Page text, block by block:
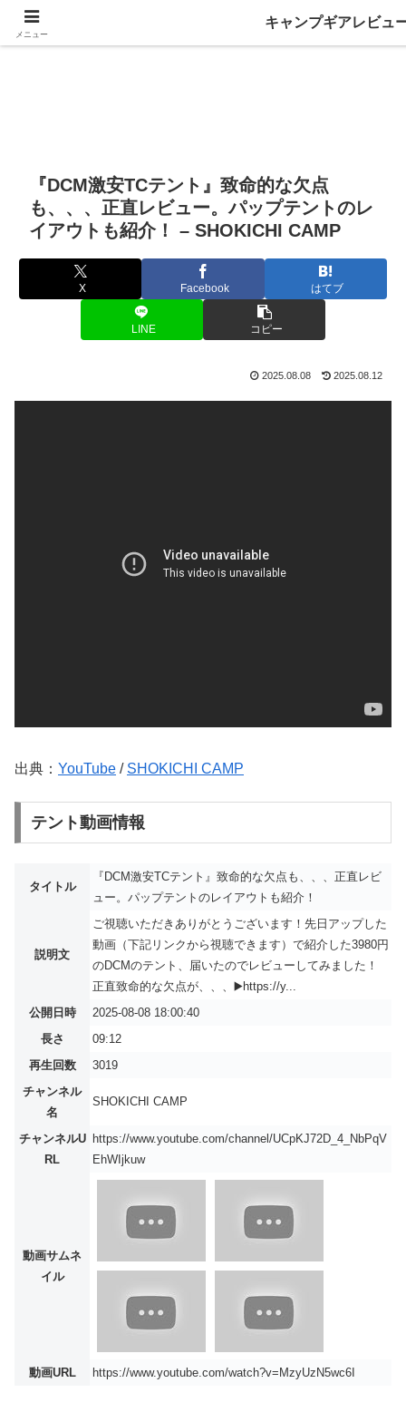
『DCM激安TCテント』致命的な欠点
も、、、正直レビュー。パップテントのレ
イアウトも紹介！ – SHOKICHI CAMP
X Facebook はてブ
LINE コピー
2025.08.08 2025.08.12
出典： YouTube / SHOKICHI CAMP
テント動画情報
タイトル
『DCM激安TCテント』致命的な欠点も、、、正直レビ
ュー。パップテントのレイアウトも紹介！
説明文
ご視聴いただきありがとうございます！先日アップした
動画（下記リンクから視聴できます）で紹介した3980円
のDCMのテント、届いたのでレビューしてみました！
正直致命的な欠点が、、、▶️https://y...
公開日時
2025-08-08 18:00:40
長さ
09:12
再生回数
3019
チャンネル
名
SHOKICHI CAMP
チャンネルU
RL
https://www.youtube.com/channel/UCpKJ72D_4_NbPqV
EhWIjkuw
動画サムネ
イル
動画URL https://www.youtube.com/watch?v=MzyUzN5wc6I
メニュー
キャンプギアレビュ